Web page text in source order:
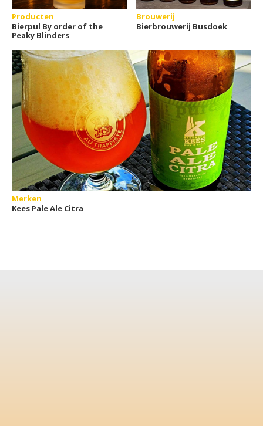
Producten
Bierpul By order of the
Peaky Blinders
Brouwerij
Bierbrouwerij Busdoek
Merken
Kees Pale Ale Citra